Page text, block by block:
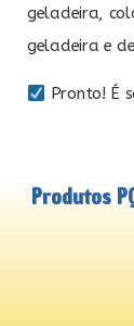
geladeira,
geladeira e
Pronto! É
Produtos